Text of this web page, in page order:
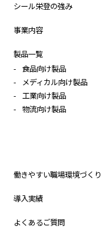
シール栄登の強み
事業内容
製品一覧
食品向け製品
メディカル向け製品
工業向け製品
物流向け製品
働きやすい職場環境づくり
導入実績
よくあるご質問